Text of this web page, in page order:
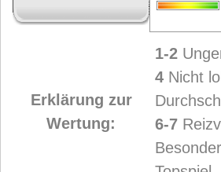
Erklärung zur
Wertung:
1-2
4 Nicht
6-7